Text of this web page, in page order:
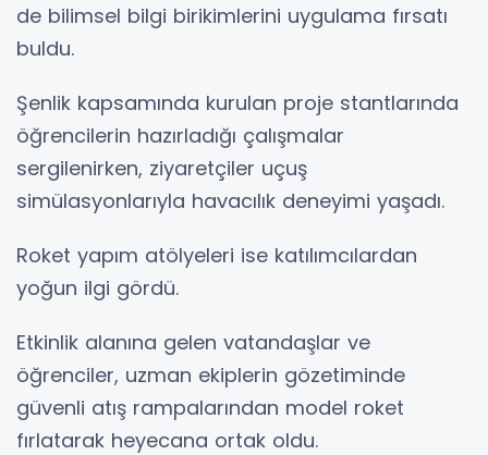
de bilimsel bilgi birikimlerini uygulama fırsatı
buldu.
Şenlik kapsamında kurulan proje stantlarında
öğrencilerin hazırladığı çalışmalar
sergilenirken, ziyaretçiler uçuş
simülasyonlarıyla havacılık deneyimi yaşadı.
Roket yapım atölyeleri ise katılımcılardan
yoğun ilgi gördü.
Etkinlik alanına gelen vatandaşlar ve
öğrenciler, uzman ekiplerin gözetiminde
güvenli atış rampalarından model roket
fırlatarak heyecana ortak oldu.